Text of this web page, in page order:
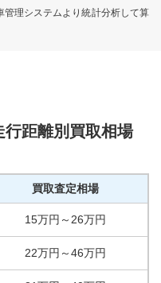
理システムより統計分析して算
行距離別買取相場
買取査定相場
15万円 ～ 26万円
22万円 ～46万円